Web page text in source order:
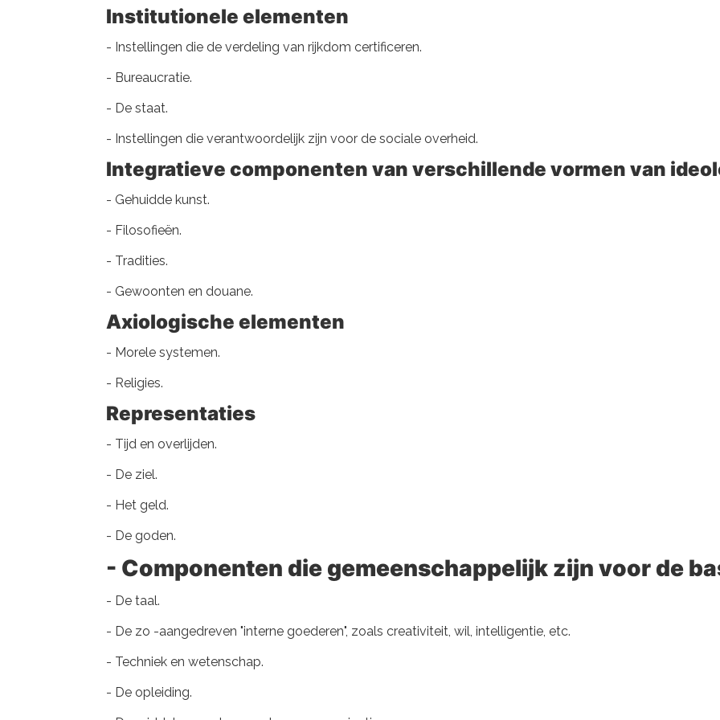
Institutionele elementen
- Instellingen die de verdeling van rijkdom certificeren.
- Bureaucratie.
- De staat.
- Instellingen die verantwoordelijk zijn voor de sociale overheid.
Integratieve componenten van verschillende vormen van
- Gehuidde kunst.
- Filosofieën.
- Tradities.
- Gewoonten en douane.
Axiologische elementen
- Morele systemen.
- Religies.
Representaties
- Tijd en overlijden.
- De ziel.
- Het geld.
- De goden.
- Componenten die gemeenschappelijk zijn voor de
- De taal.
- De zo -aangedreven "interne goederen", zoals creativiteit, wil, intelligentie, etc.
- Techniek en wetenschap.
- De opleiding.